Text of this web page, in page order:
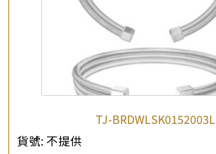
TJ-BRDWLSK0152003L
貨號: 不提供